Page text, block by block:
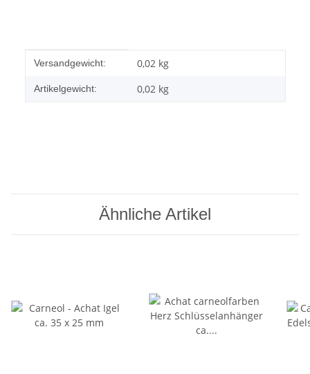
Produkteigenschaft
Wert
Versandgewicht: 0,02 kg
Artikelgewicht: 0,02 kg
Ähnliche Artikel